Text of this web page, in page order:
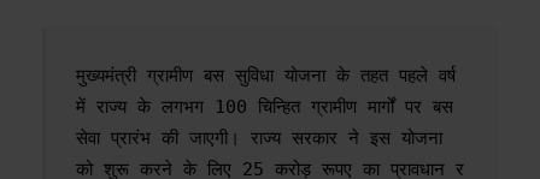
मुख्यमंत्री ग्रामीण बस सुविधा योजना के तहत पहले वर्ष
में राज्य के लगभग 100 चिन्हित ग्रामीण मार्गों पर बस
सेवा प्रारंभ की जाएगी। राज्य सरकार ने इस योजना
को शुरू करने के लिए 25 करोड़ रूपए का प्रावधान र